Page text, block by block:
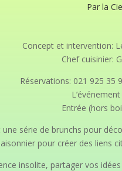
Par la
Concept et intervention:
Chef cuisinier:
Réservations: 021 925 35
Entrée (hors
série de brunchs pour
pour créer des liens
insolite, partager vos